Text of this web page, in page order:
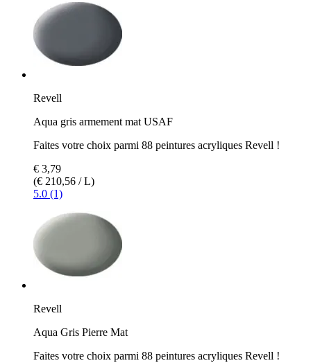
Revell
Aqua gris armement mat USAF
Faites votre choix parmi 88 peintures acryliques Revell !
€ 3,79
(€ 210,56 / L)
5.0 (1)
Revell
Aqua Gris Pierre Mat
Faites votre choix parmi 88 peintures acryliques Revell !